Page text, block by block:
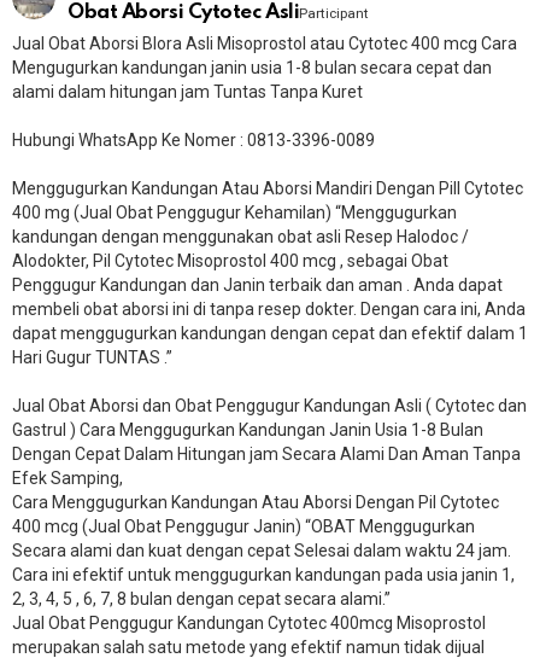
Obat Aborsi Cytotec AsliParticipant
Jual Obat Aborsi Blora Asli Misoprostol atau Cytotec 400 mcg Cara
Mengugurkan kandungan janin usia 1-8 bulan secara cepat dan
alami dalam hitungan jam Tuntas Tanpa Kuret
Hubungi WhatsApp Ke Nomer : 0813-3396-0089​
Menggugurkan Kandungan Atau Aborsi Mandiri Dengan Pill Cytotec
400 mg (Jual Obat Penggugur Kehamilan) “Menggugurkan
kandungan dengan menggunakan obat asli Resep Halodoc /
Alodokter, Pil Cytotec Misoprostol 400 mcg , sebagai Obat
Penggugur Kandungan dan Janin terbaik dan aman . Anda dapat
membeli obat aborsi ini di tanpa resep dokter. Dengan cara ini, Anda
dapat menggugurkan kandungan dengan cepat dan efektif dalam 1
Hari Gugur TUNTAS .”
Jual Obat Aborsi dan Obat Penggugur Kandungan Asli ( Cytotec dan
Gastrul ) Cara Menggugurkan Kandungan Janin Usia 1-8 Bulan
Dengan Cepat Dalam Hitungan jam Secara Alami Dan Aman Tanpa
Efek Samping,
Cara Menggugurkan Kandungan Atau Aborsi Dengan Pil Cytotec
400 mcg (Jual Obat Penggugur Janin) “OBAT Menggugurkan
Secara alami dan kuat dengan cepat Selesai dalam waktu 24 jam.
Cara ini efektif untuk menggugurkan kandungan pada usia janin 1,
2, 3, 4, 5 , 6, 7, 8 bulan dengan cepat secara alami.”
Jual Obat Penggugur Kandungan Cytotec 400mcg Misoprostol
merupakan salah satu metode yang efektif namun tidak dijual